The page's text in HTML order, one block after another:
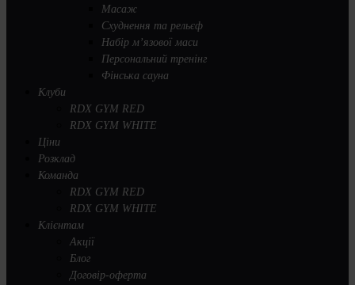
Масаж
Схуднення та рельєф
Набір м’язової маси
Персональний тренінг
Фінська сауна
Клуби
RDX GYM RED
RDX GYM WHITE
Ціни
Розклад
Команда
RDX GYM RED
RDX GYM WHITE
Клієнтам
Акції
Блог
Договір-оферта